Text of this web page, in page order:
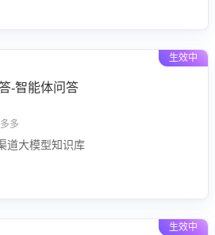
生效中
-智能体问答
多
道大模型知识库
生效中